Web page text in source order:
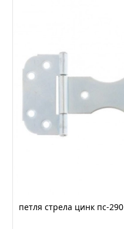
петля стрела цинк пс-290